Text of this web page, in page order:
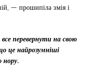
— прошипіла змія і
перевернути на свою
це найрозумніші
нору.